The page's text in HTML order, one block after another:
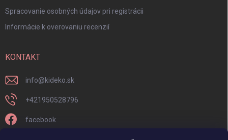
Spracovanie osobných údajov pri registrácii
Informácie k overovaniu recenzií
KONTAKT
info@kideko.sk
+421950528796
facebook